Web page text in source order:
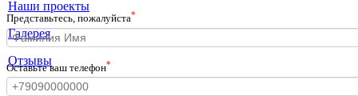
Наши проекты
Галерея
Отзывы
Представьтесь, пожалуйста*
Оставьте ваш телефон*